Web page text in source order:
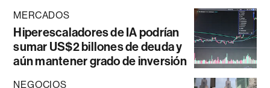
MERCADOS
Hiperescaladores de IA podrían
sumar US$2 billones de deuda y
aún mantener grado de inversión
NEGOCIOS